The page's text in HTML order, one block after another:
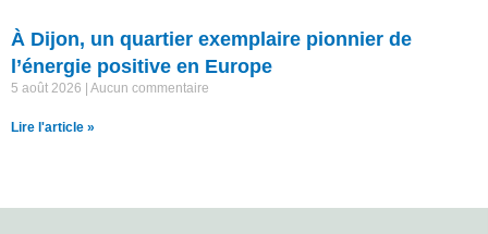
À Dijon, un quartier exemplaire pionnier de
l’énergie positive en Europe
5 août 2026 Aucun commentaire
Lire l'article »